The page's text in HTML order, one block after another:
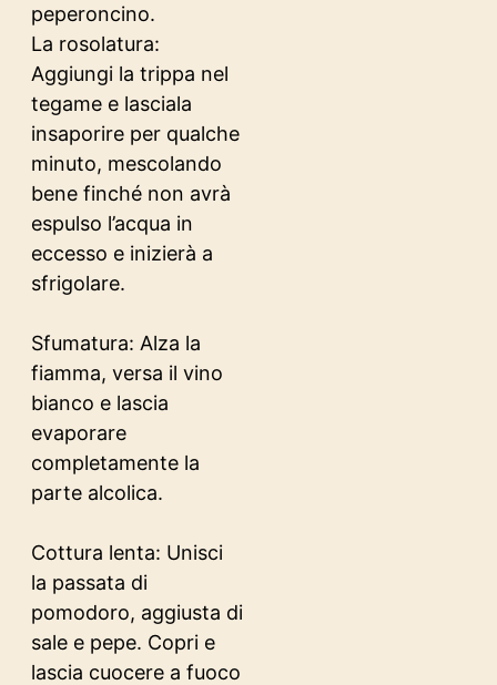
peperoncino.
La rosolatura:
Aggiungi la trippa nel
tegame e lasciala
insaporire per qualche
minuto, mescolando
bene finché non avrà
espulso l’acqua in
eccesso e inizierà a
sfrigolare.
Sfumatura: Alza la
fiamma, versa il vino
bianco e lascia
evaporare
completamente la
parte alcolica.
Cottura lenta: Unisci
la passata di
pomodoro, aggiusta di
sale e pepe. Copri e
lascia cuocere a fuoco